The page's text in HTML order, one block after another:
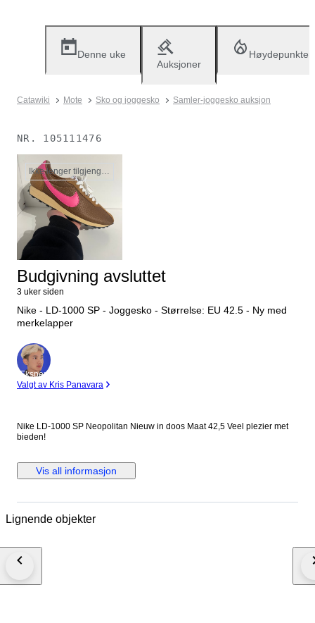
Denne uke
Auksjoner
Høydepunkter
Catawiki Mote Sko og joggesko Samler-joggesko auksjon
NR. 105111476
Ikke lenger tilgjengelig
Budgivning avsluttet
3 uker siden
Nike - LD-1000 SP - Joggesko - Størrelse: EU 42.5 - Ny med
merkelapper
Ekspert
Valgt av Kris Panavara
Nike LD-1000 SP Neopolitan Nieuw in doos Maat 42,5 Veel plezier met
bieden!
Vis all informasjon
Lignende objekter